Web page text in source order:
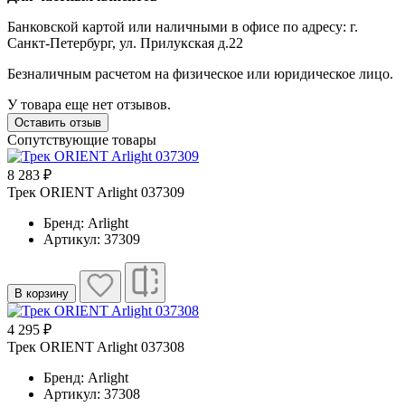
Банковской картой или наличными в офисе по адресу: г.
Санкт-Петербург, ул. Прилукская д.22
Безналичным расчетом на физическое или юридическое лицо.
У товара еще нет отзывов.
Оставить отзыв
Сопутствующие товары
8 283 ₽
Трек ORIENT Arlight 037309
Бренд: Arlight
Артикул: 37309
В корзину
4 295 ₽
Трек ORIENT Arlight 037308
Бренд: Arlight
Артикул: 37308